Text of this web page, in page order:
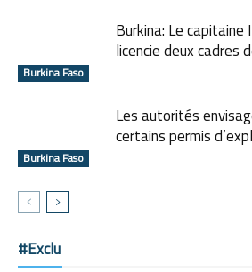
Burkina Faso
Burkina: Le capitaine
licencie deux cadres
Burkina Faso
Les autorités
certains permis
#Exclu